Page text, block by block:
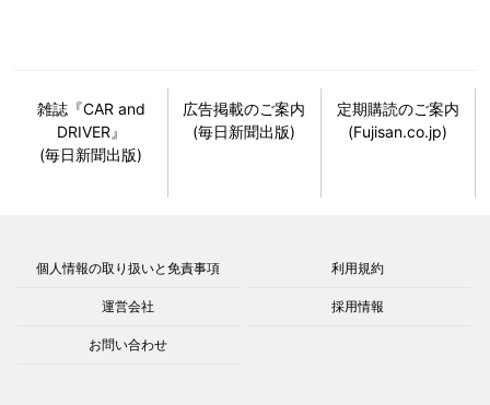
雑誌『CAR and
DRIVER』
(毎日新聞出版)
広告掲載のご案内
(毎日新聞出版)
定期購読のご案内
(Fujisan.co.jp)
個人情報の取り扱いと免責事項 利用規約
運営会社 採用情報
お問い合わせ